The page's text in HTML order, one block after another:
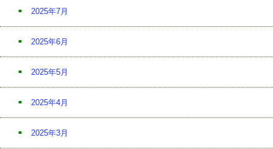
2025年7月
2025年6月
2025年5月
2025年4月
2025年3月